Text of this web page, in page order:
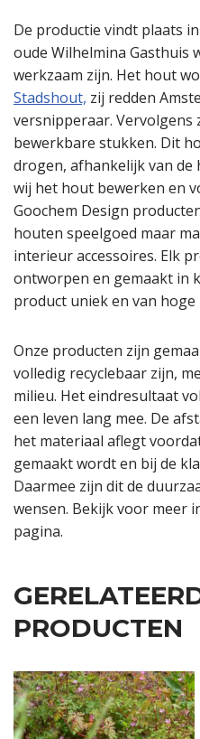
De productie vindt plaats
oude Wilhelmina Gasthuis
werkzaam zijn. Het hout
Stadshout, zij redden
versnipperaar. Vervolgens
bewerkbare stukken. Dit
drogen, afhankelijk van
wij het hout bewerken en
Goochem Design
houten speelgoed maar
interieur accessoires. Elk
ontworpen en gemaakt in
product uniek en van hoge
Onze producten zijn
volledig recyclebaar zijn,
milieu. Het eindresultaat
een leven lang mee. De
het materiaal aflegt
gemaakt wordt en bij de
Daarmee zijn dit de
wensen. Bekijk voor meer
pagina.
PRODUCTEN